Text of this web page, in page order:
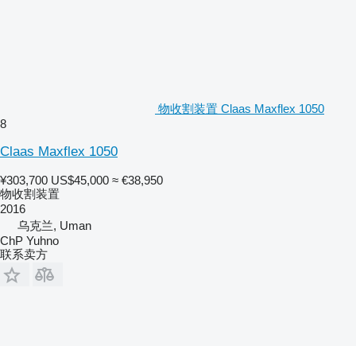
物收割装置 Claas Maxflex 1050
8
Claas Maxflex 1050
¥303,700 US$45,000 ≈ €38,950
物收割装置
2016
乌克兰, Uman
ChP Yuhno
联系卖方